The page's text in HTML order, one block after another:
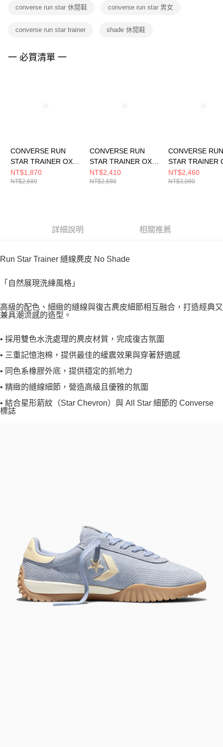
３．未成年的使用者請事先徵得法定代理人或監護人之同意方可使用
任。
請求用戶進行身份認證。
５．嚴禁一人註冊多個帳號或使用他人資訊註冊。若發現惡意使用之情形，
converse run star 休閒鞋 converse run star 男女
converse run star trainer shade 休閒鞋
一 必買清單 一
CONVERSE RUN
STAR TRAINER OX
INCENSED 男女 休閒
鞋 A17669C
NT$1,870
NT$2,680
CONVERSE RUN
STAR TRAINER OX
GOLDEN VIEW 男女
休閒鞋 A16660C
NT$2,410
NT$2,680
CONVERSE RUN
STAR TRAINER
TOTALLY
女 休閒鞋
NT$2,460
NT$3,080
詳細說明 相關推薦
Run Star Trainer 縫線麂皮 No Shade
「自然展現洗練風格」
高級的配色、細緻的縫線與復古麂皮細節相互融合，打造經典又
兼具潮流感的造型。
• 採用雙色水洗處理的麂皮材質，完成復古氛圍
• 三重記憶泡棉，提供最佳的緩震效果與穿著舒適感
• 同色系橡膠外底，提供穩定的抓地力
• 精緻的縫線細節，營造高級且優雅的氛圍
• 結合星形箭紋（Star Chevron）與 All Star 細節的 Converse
標誌